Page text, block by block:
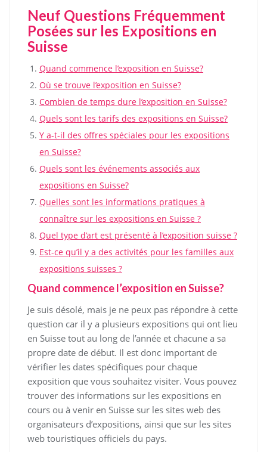
Neuf Questions Fréquemment
Posées sur les Expositions en
Suisse
Quand commence l’exposition en Suisse?
Où se trouve l’exposition en Suisse?
Combien de temps dure l’exposition en Suisse?
Quels sont les tarifs des expositions en Suisse?
Y a-t-il des offres spéciales pour les expositions
en Suisse?
Quels sont les événements associés aux
expositions en Suisse?
Quelles sont les informations pratiques à
connaître sur les expositions en Suisse ?
Quel type d’art est présenté à l’exposition suisse ?
Est-ce qu’il y a des activités pour les familles aux
expositions suisses ?
Quand commence l’exposition en Suisse?
Je suis désolé, mais je ne peux pas répondre à cette
question car il y a plusieurs expositions qui ont lieu
en Suisse tout au long de l’année et chacune a sa
propre date de début. Il est donc important de
vérifier les dates spécifiques pour chaque
exposition que vous souhaitez visiter. Vous pouvez
trouver des informations sur les expositions en
cours ou à venir en Suisse sur les sites web des
organisateurs d’expositions, ainsi que sur les sites
web touristiques officiels du pays.